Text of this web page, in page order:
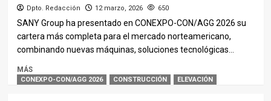
Dpto. Redacción 12 marzo, 2026 650
SANY Group ha presentado en CONEXPO-CON/AGG 2026 su
cartera más completa para el mercado norteamericano,
combinando nuevas máquinas, soluciones tecnológicas...
MÁS
CONEXPO-CON/AGG 2026 CONSTRUCCIÓN ELEVACIÓN